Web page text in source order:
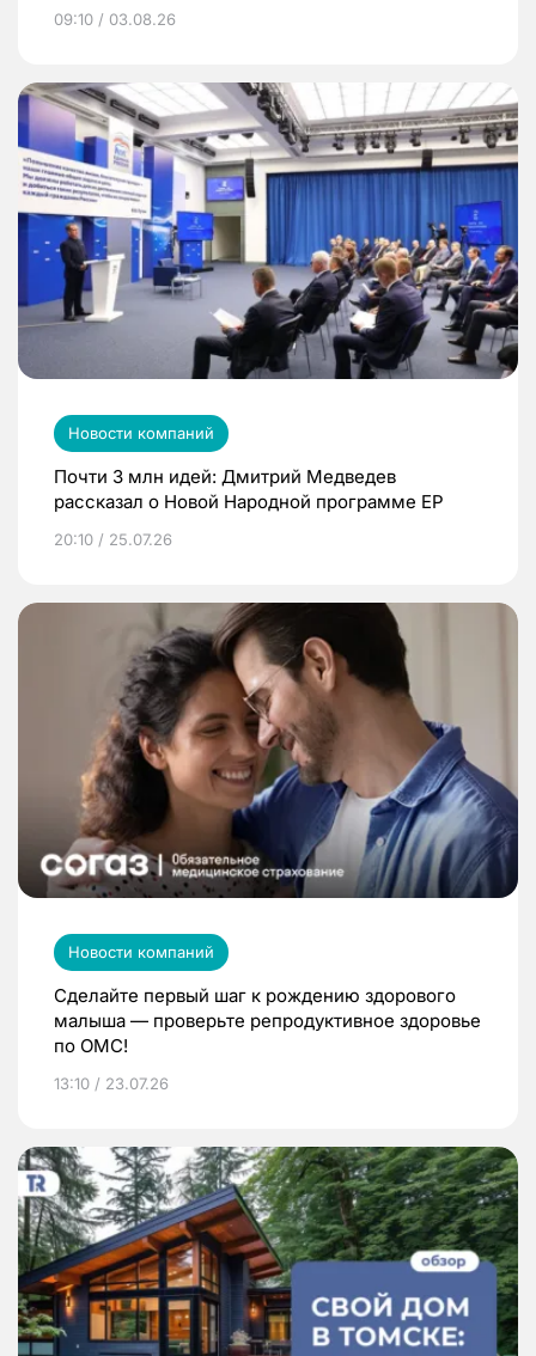
09:10 / 03.08.26
Новости компаний
Почти 3 млн идей: Дмитрий Медведев
рассказал о Новой Народной программе ЕР
20:10 / 25.07.26
Новости компаний
Сделайте первый шаг к рождению здорового
малыша — проверьте репродуктивное здоровье
по ОМС!
13:10 / 23.07.26